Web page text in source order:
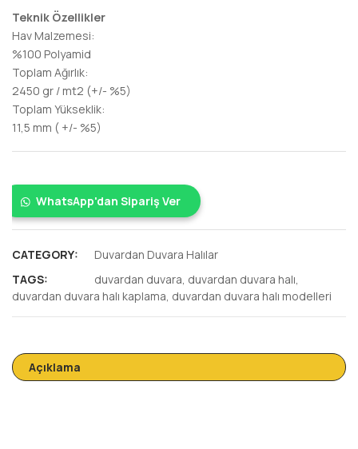
Teknik Özellikler
Hav Malzemesi:
%100 Polyamid
Toplam Ağırlık:
2450 gr / mt2 (+/- %5)
Toplam Yükseklik:
11,5 mm ( +/- %5)
WhatsApp'dan Sipariş Ver
CATEGORY:
Duvardan Duvara Halılar
TAGS:
duvardan duvara, duvardan duvara halı,
duvardan duvara halı kaplama, duvardan duvara halı modelleri
Açıklama